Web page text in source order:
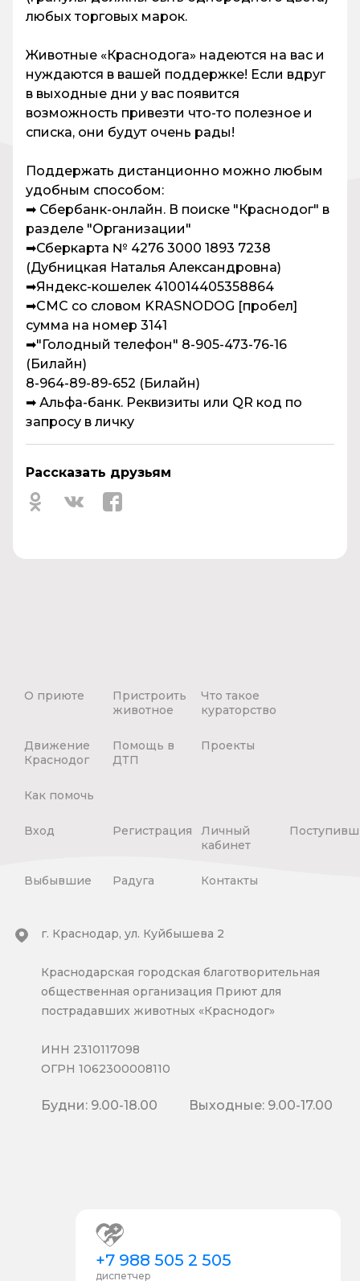
любых торговых марок.
Животные «Краснодога» надеются на вас и
нуждаются в вашей поддержке! Если вдруг
в выходные дни у вас появится
возможность привезти что-то полезное и
списка, они будут очень рады!
Поддержать дистанционно можно любым
удобным способом:
➡ Сбербанк-онлайн. В поиске "Краснодог" в
разделе "Организации"
➡Сберкарта № 4276 3000 1893 7238
(Дубницкая Наталья Александровна)
➡Яндекс-кошелек 410014405358864
➡СМС со словом KRASNODOG [пробел]
сумма на номер 3141
➡"Голодный телефон" 8-905-473-76-16
(Билайн)
8-964-89-89-652 (Билайн)
➡ Альфа-банк. Реквизиты или QR код по
запросу в личку
Рассказать друзьям
О приюте
Пристроить
животное
Что такое
кураторство
Движение
Краснодог
Помощь в
ДТП
Проекты
Как помочь
Вход Регистрация
Личный
кабинет
Выбывшие Радуга Контакты
+7 988 505 2 505
диспетчер
г. Краснодар, ул. Куйбышева 2
Краснодарская городская благотворительная
общественная организация Приют для
пострадавших животных «Краснодог»
ИНН 2310117098
ОГРН 1062300008110
Будни: 9.00-18.00 Выходные: 9.00-17.00